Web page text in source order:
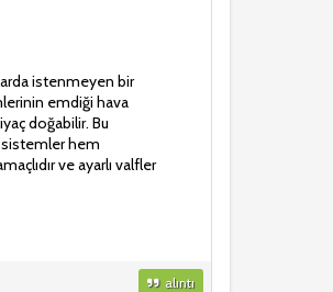
istenmeyen bir
emdiği hava
doğabilir. Bu
sistemler hem
ve ayarlı valfler
alıntı